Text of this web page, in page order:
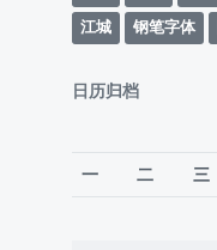
江城
钢笔字体
日历归档
一 二 三